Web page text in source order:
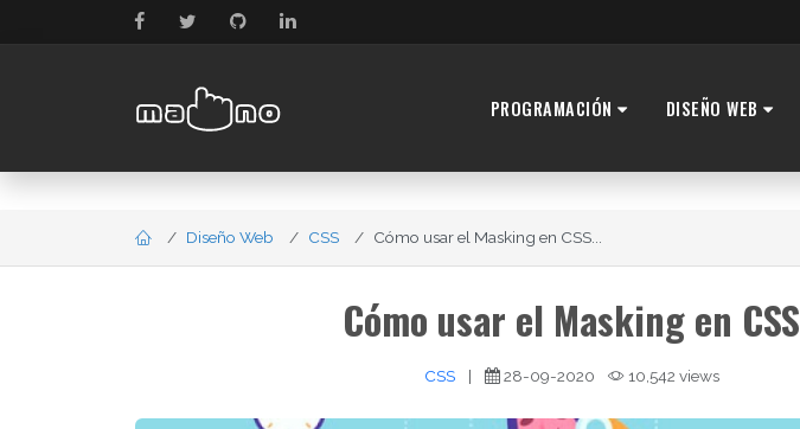
PROGRAMACIÓN DISEÑO WEB
Diseño Web CSS Cómo usar el Masking en CSS...
Cómo usar el Masking en CSS
CSS | 28-09-2020 10,542 views